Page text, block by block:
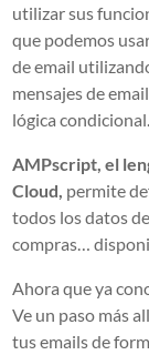
utilizar sus
que podemos
de email
mensajes de
lógica condicional.
AMPscript, el
Cloud, permite
todos los datos
compras…
Ahora que ya
Ve un paso más
tus emails de